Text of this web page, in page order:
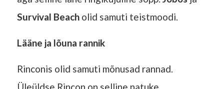
Survival Beacholid samuti teistmoodi.
Lääne ja lõuna rannik
Rinconis olid samuti mõnusad rannad.